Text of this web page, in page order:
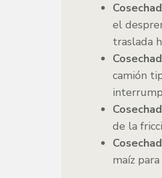
el
traslada
camión
de la
maíz